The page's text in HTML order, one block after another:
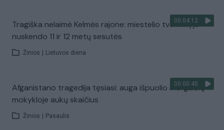
00:04:12
Tragiška nelaimė Kelmės rajone: miestelio tvenkinyje
nuskendo 11 ir 12 metų sesutės
Žinios Lietuvos diena
00:00:45
Afganistano tragedija tęsiasi: auga išpuolio mergaičių
mokykloje aukų skaičius
Žinios Pasaulis